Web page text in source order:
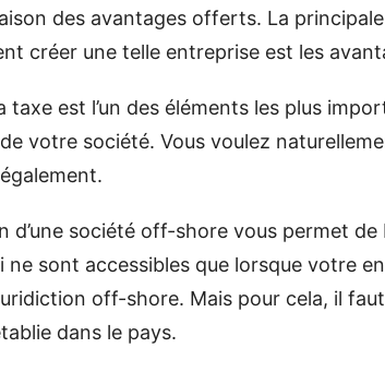
des avantages offerts. La
créer une telle entreprise est les
taxe est l’un des éléments les plus
votre société. Vous voulez
d’une société off-shore vous permet de
ne sont accessibles que lorsque votre
off-shore. Mais pour cela, il
dans le pays.